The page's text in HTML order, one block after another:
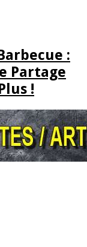
:
Partage
!